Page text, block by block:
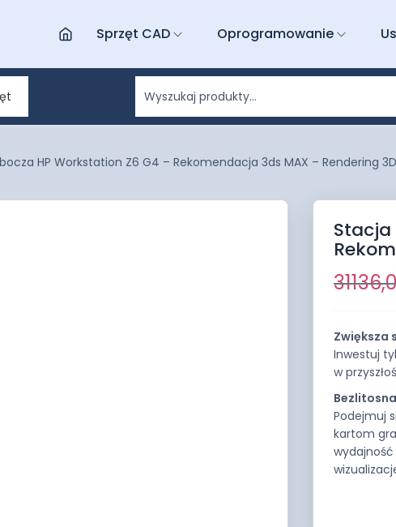
Sprzęt CAD Oprogramowanie
HP Workstation Z6 G4 – Rekomendacja 3ds MAX – Rendering
Stacja
Zwiększa
Inwestuj
w
Podejmuj
kartom